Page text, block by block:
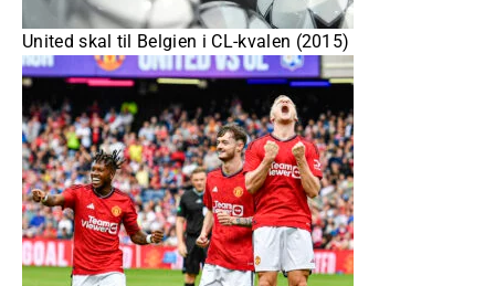
United skal til Belgien i CL-kvalen (2015)